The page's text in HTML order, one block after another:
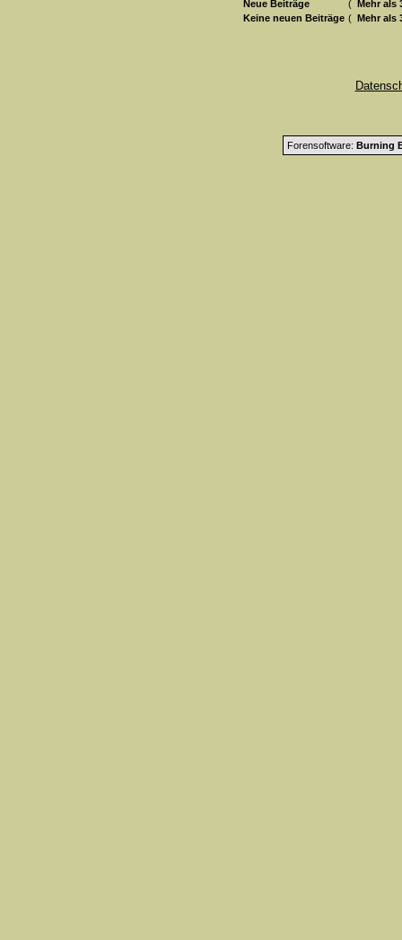
Neue Beiträge (
Mehr als
Keine neuen Beiträge ( Mehr als
Forensoftware: Burning